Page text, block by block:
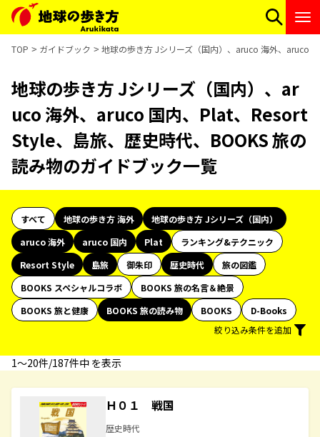
TOP ガイドブック 地球の歩き方 Jシリーズ（国内）、aruco 海外、aruco
地球の歩き方 Jシリーズ（国内）、ar
uco 海外、aruco 国内、Plat、Resort
Style、島旅、歴史時代、BOOKS 旅の
読み物のガイドブック一覧
すべて 地球の歩き方 海外
地球の歩き方 Jシリーズ（国内）
aruco 海外
aruco 国内 Plat
ランキング&テクニック
Resort Style
島旅 御朱印 歴史時代
旅の図鑑
BOOKS スペシャルコラボ
BOOKS 旅の名言＆絶景
BOOKS 旅と健康
BOOKS 旅の読み物 BOOKS
D-Books
絞り込み条件を追加
1〜20件/187件中 を表示
Ｈ０１ 戦国
歴史時代